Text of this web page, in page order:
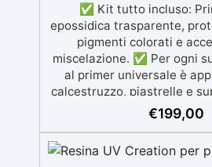
✅ Kit tutto incluso:
epossidica trasparente,
pigmenti colorati e
miscelazione. ✅ Per ogni
al primer universale è
calcestruzzo, piastrelle e
o danneggiate. ✅ Facile da
Guida completa inclusa, 3
finitura protettiva
€199,00